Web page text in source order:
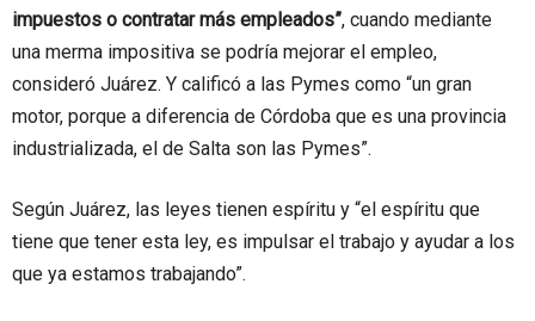
impuestos o contratar más empleados”, cuando mediante
una merma impositiva se podría mejorar el empleo,
consideró Juárez. Y calificó a las Pymes como “un gran
motor, porque a diferencia de Córdoba que es una provincia
industrializada, el de Salta son las Pymes”.
Según Juárez, las leyes tienen espíritu y “el espíritu que
tiene que tener esta ley, es impulsar el trabajo y ayudar a los
que ya estamos trabajando”.